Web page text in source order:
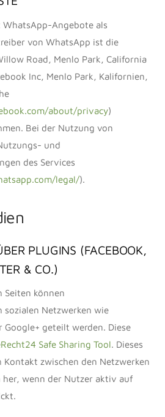
WhatsApp-Angebote als
von WhatsApp ist die
Road, Menlo Park, California
Inc, Menlo Park, Kalifornien,
about/privacy)
Bei der Nutzung von
und
des Services
legal/).
PLUGINS (FACEBOOK,
& CO.)
Seiten können
Netzwerken wie
Google+ geteilt werden. Diese
Safe Sharing Tool. Dieses
zwischen den Netzwerken
wenn der Nutzer aktiv auf